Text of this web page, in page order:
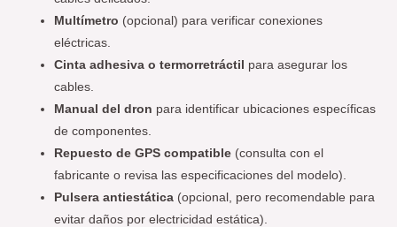
Multímetro (opcional) para verificar conexiones
eléctricas.
Cinta adhesiva o termorretráctil para asegurar los
cables.
Manual del dron para identificar ubicaciones específicas
de componentes.
Repuesto de GPS compatible (consulta con el
fabricante o revisa las especificaciones del modelo).
Pulsera antiestática (opcional, pero recomendable para
evitar daños por electricidad estática).